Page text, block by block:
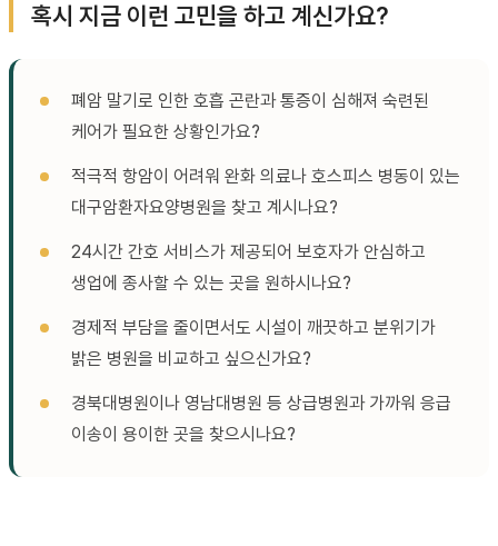
혹시 지금 이런 고민을 하고 계신가요?
폐암 말기로 인한 호흡 곤란과 통증이 심해져 숙련된
케어가 필요한 상황인가요?
적극적 항암이 어려워 완화 의료나 호스피스 병동이 있는
대구암환자요양병원을 찾고 계시나요?
24시간 간호 서비스가 제공되어 보호자가 안심하고
생업에 종사할 수 있는 곳을 원하시나요?
경제적 부담을 줄이면서도 시설이 깨끗하고 분위기가
밝은 병원을 비교하고 싶으신가요?
경북대병원이나 영남대병원 등 상급병원과 가까워 응급
이송이 용이한 곳을 찾으시나요?